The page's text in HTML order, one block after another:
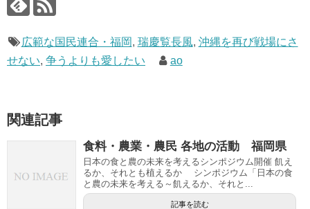
広範な国民連合・福岡, 瑞慶覧長風, 沖縄を再び戦場にさ
せない, 争うよりも愛したい ao
関連記事
食料・農業・農民 各地の活動 福岡県
日本の食と農の未来を考えるシンポジウム開催 飢え
るか、それとも植えるか シンポジウム「日本の食
と農の未来を考える～飢えるか、それと...
記事を読む